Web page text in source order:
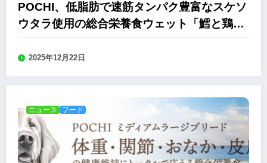
POCHI、低脂肪で速筋タンパク豊富なスケソ
ウタラ使用の総合栄養食ウェット「鱈と鶏む
ね肉のランチ」
2025年12月22日
ニュース フード